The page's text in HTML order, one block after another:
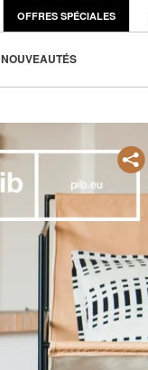
OFFRES SPÉCIALES
NOUVEAUTÉS